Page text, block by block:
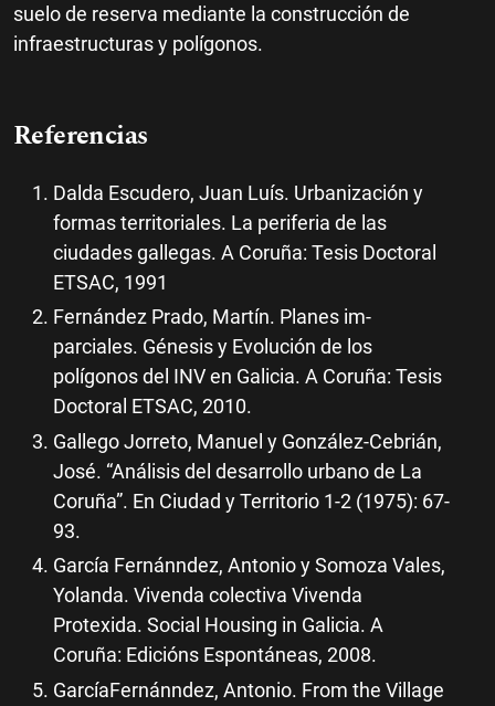
suelo de reserva mediante la construcción de
infraestructuras y polígonos.
Referencias
Dalda Escudero, Juan Luís. Urbanización y
formas territoriales. La periferia de las
ciudades gallegas. A Coruña: Tesis Doctoral
ETSAC, 1991
Fernández Prado, Martín. Planes im-
parciales. Génesis y Evolución de los
polígonos del INV en Galicia. A Coruña: Tesis
Doctoral ETSAC, 2010.
Gallego Jorreto, Manuel y González-Cebrián,
José. “Análisis del desarrollo urbano de La
Coruña”. En Ciudad y Territorio 1-2 (1975): 67-
93.
García Fernánndez, Antonio y Somoza Vales,
Yolanda. Vivenda colectiva Vivenda
Protexida. Social Housing in Galicia. A
Coruña: Edicións Espontáneas, 2008.
GarcíaFernánndez, Antonio. From the Village